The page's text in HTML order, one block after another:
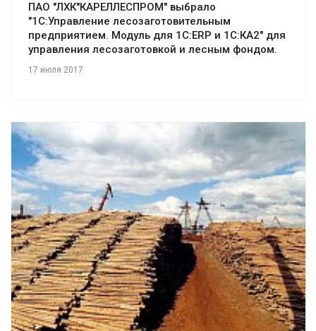
ПАО "ЛХК"КАРЕЛЛЕСПРОМ" выбрало
"1С:Управление лесозаготовительным
предприятием. Модуль для 1С:ERP и 1С:КА2" для
управления лесозаготовкой и лесным фондом.
17 июля 2017
Смотреть проект